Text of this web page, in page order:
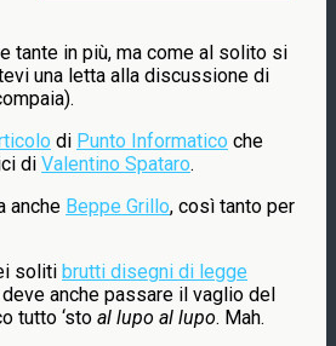
tante in più, ma come al solito si
una letta alla discussione di
di Punto Informatico che
di Valentino Spataro.
anche Beppe Grillo, così tanto per
soliti brutti disegni di legge
deve anche passare il vaglio del
tutto ‘sto al lupo al lupo. Mah.